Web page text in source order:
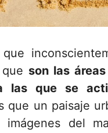
que
son las
las que se
que un paisaje
imágenes del